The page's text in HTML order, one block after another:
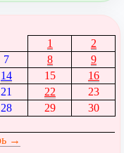
1
2
7 8
9
14 15
16
21 22
23
28 29
30
→